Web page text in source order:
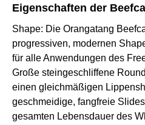
Eigenschaften der
Shape: Die Orangatang
progressiven, modernen
für alle Anwendungen des
Große steingeschliffene
einen gleichmäßigen
geschmeidige, fangfreie
gesamten Lebensdauer des